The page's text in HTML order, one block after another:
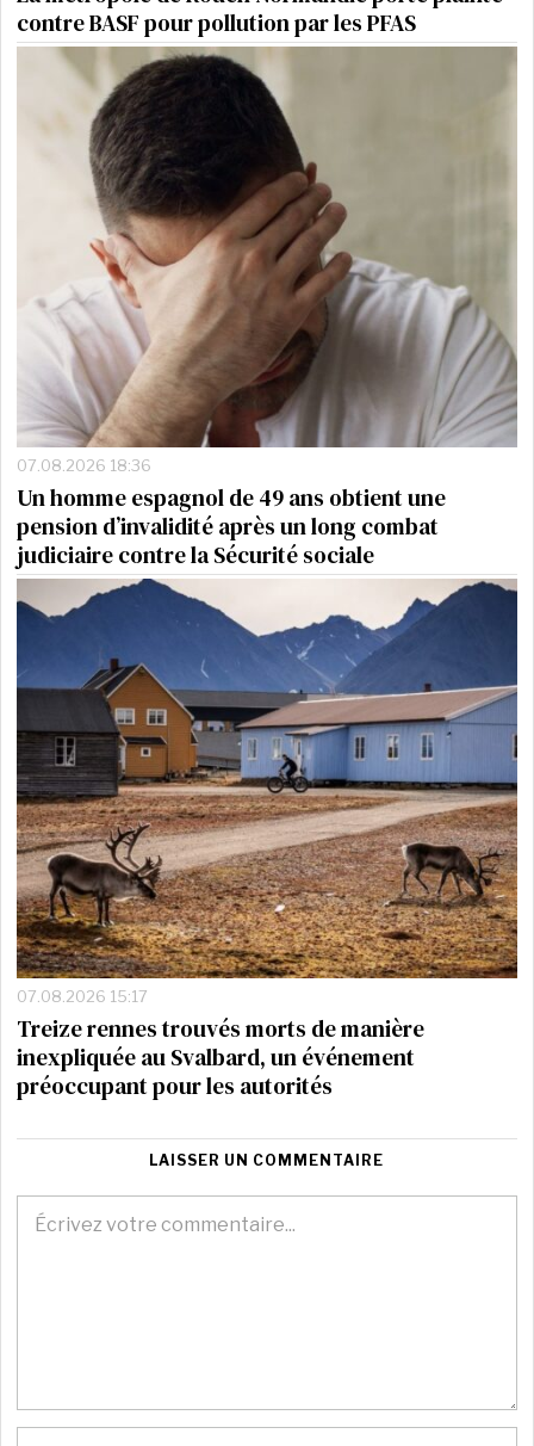
contre BASF pour pollution par les PFAS
07.08.2026 18:36
Un homme espagnol de 49 ans obtient une
pension d’invalidité après un long combat
judiciaire contre la Sécurité sociale
07.08.2026 15:17
Treize rennes trouvés morts de manière
inexpliquée au Svalbard, un événement
préoccupant pour les autorités
LAISSER UN COMMENTAIRE